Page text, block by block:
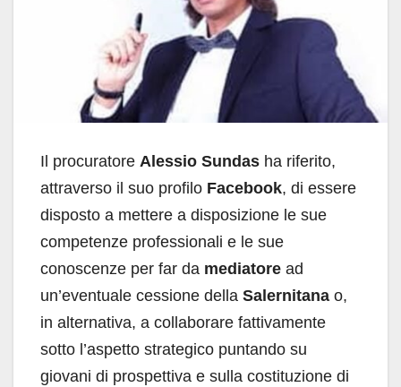
Il procuratore Alessio Sundas ha riferito,
attraverso il suo profilo Facebook, di essere
disposto a mettere a disposizione le sue
competenze professionali e le sue
conoscenze per far da mediatore ad
un’eventuale cessione della Salernitana o,
in alternativa, a collaborare fattivamente
sotto l’aspetto strategico puntando su
giovani di prospettiva e sulla costituzione di